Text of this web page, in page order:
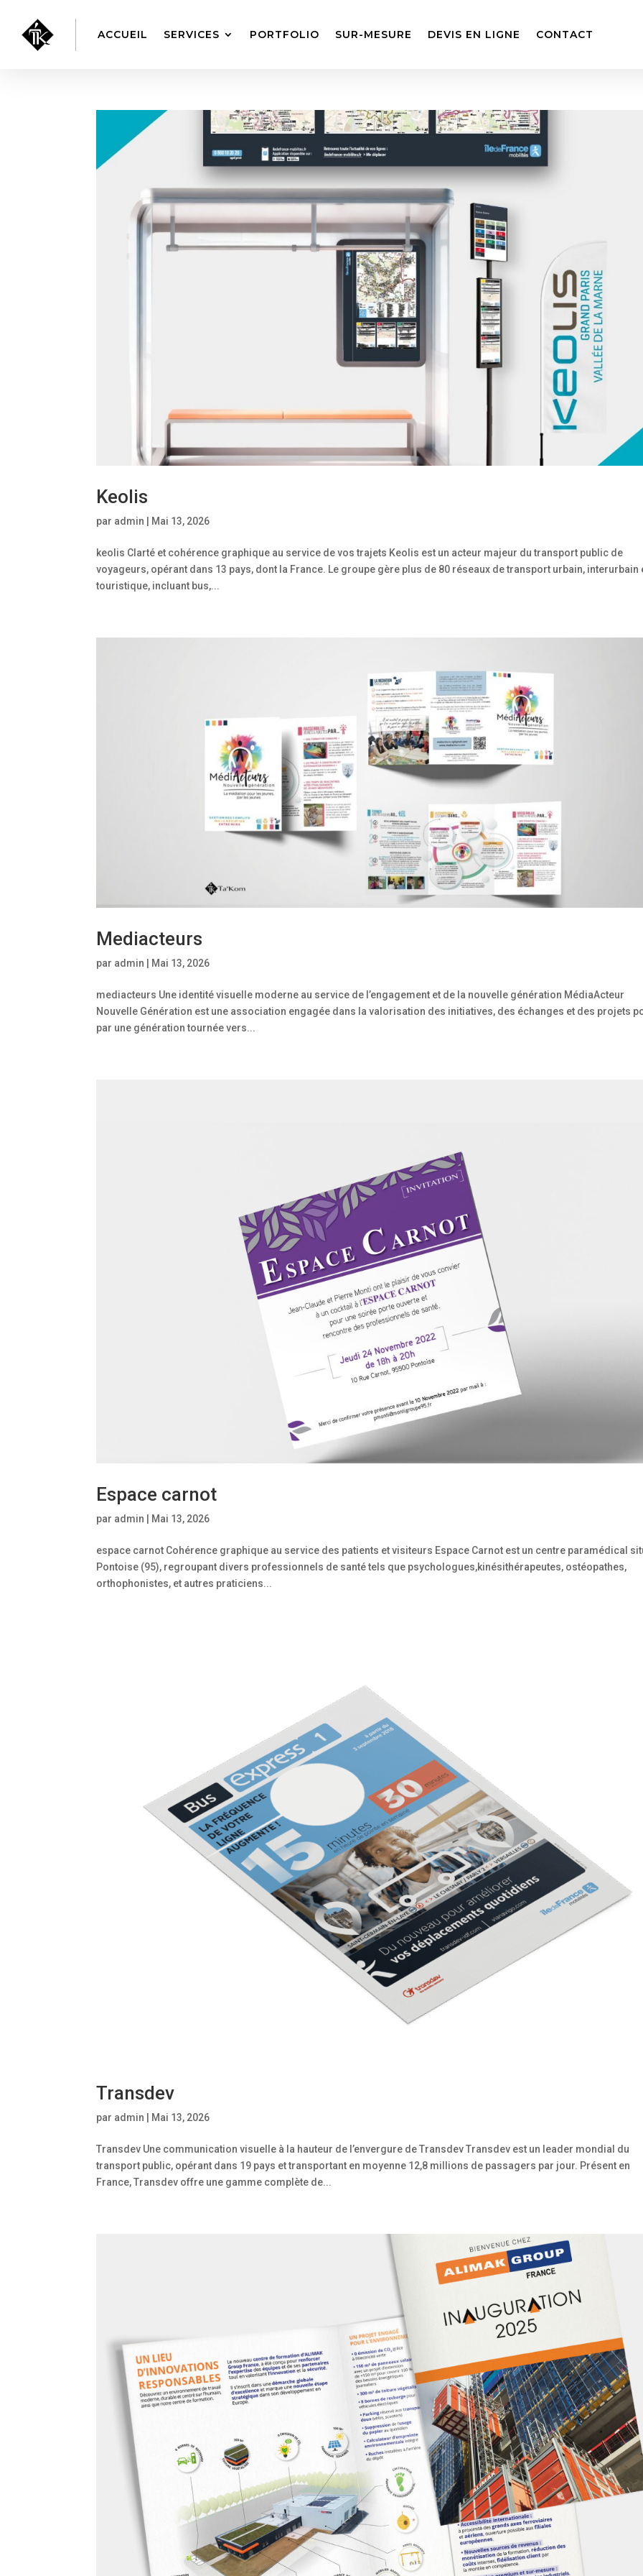
ACCUEIL SERVICES PORTFOLIO SUR-MESURE DEVIS EN LIGNE CONTACT
Keolis
par admin Mai 13, 2026
keolis Clarté et cohérence graphique au service de vos trajets Keolis est un acteur majeur du transport public de
voyageurs, opérant dans 13 pays, dont la France. Le groupe gère plus de 80 réseaux de transport urbain, interurbain
touristique, incluant bus,...
Mediacteurs
par admin Mai 13, 2026
mediacteurs Une identité visuelle moderne au service de l’engagement et de la nouvelle génération MédiaActeur
Nouvelle Génération est une association engagée dans la valorisation des initiatives, des échanges et des projets
par une génération tournée vers...
Espace carnot
par admin Mai 13, 2026
espace carnot Cohérence graphique au service des patients et visiteurs Espace Carnot est un centre paramédical
Pontoise (95), regroupant divers professionnels de santé tels que psychologues,kinésithérapeutes, ostéopathes,
orthophonistes, et autres praticiens...
Transdev
par admin Mai 13, 2026
Transdev Une communication visuelle à la hauteur de l’envergure de Transdev Transdev est un leader mondial du
transport public, opérant dans 19 pays et transportant en moyenne 12,8 millions de passagers par jour. Présent en
France, Transdev offre une gamme complète de...